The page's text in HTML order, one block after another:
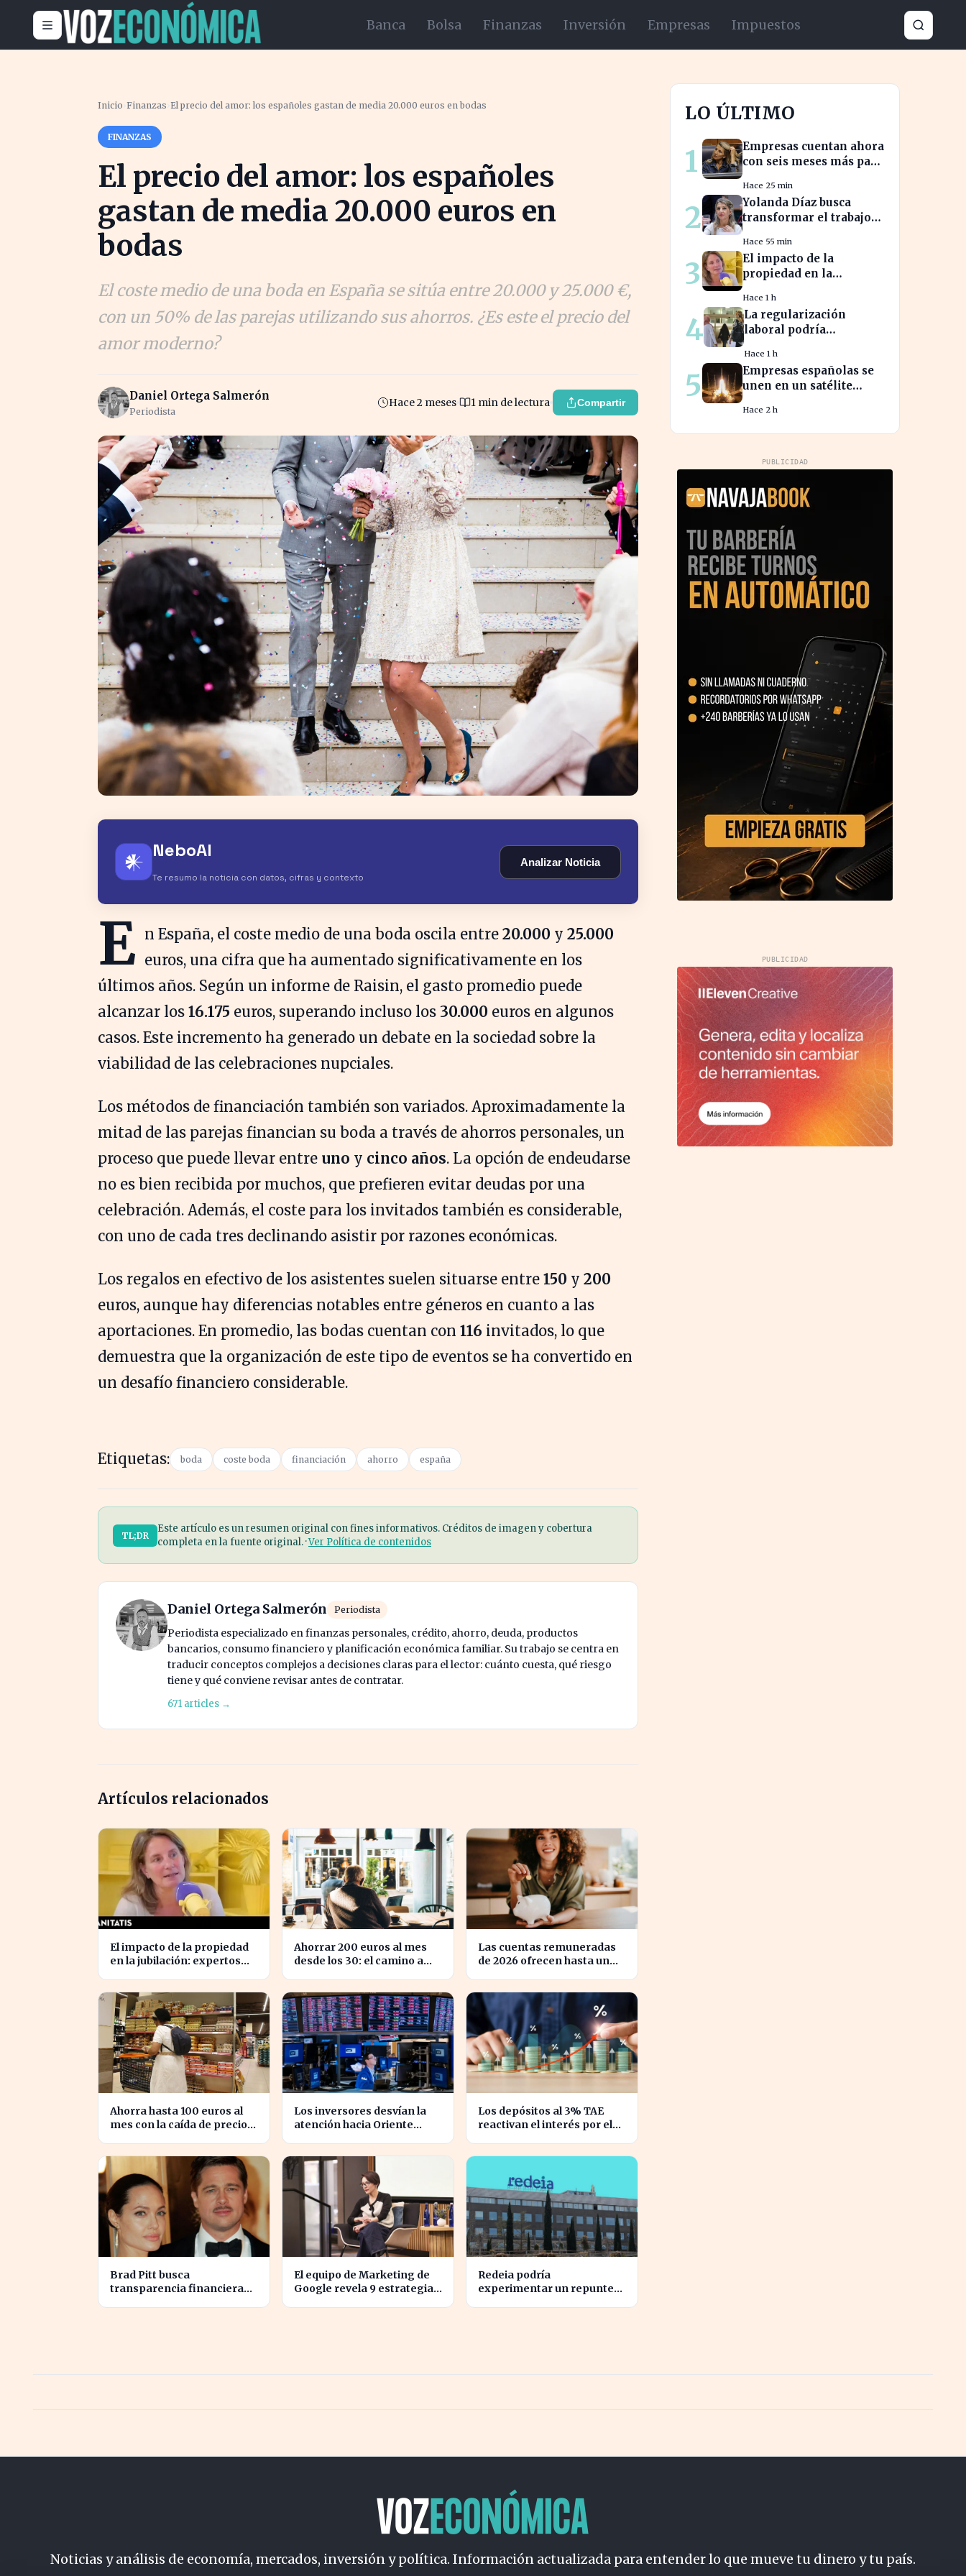
Banca Bolsa Finanzas Inversión Empresas Impuestos
Inicio ›Finanzas ›El precio del amor: los españoles gastan de media 20.000 euros en bodas
FINANZAS
El precio del amor: los españoles
gastan de media 20.000 euros en
bodas
El coste medio de una boda en España se sitúa entre 20.000 y 25.000 €,
con un 50% de las parejas utilizando sus ahorros. ¿Es este el precio del
amor moderno?
Daniel Ortega Salmerón
Periodista
Hace 2 meses 1 min de lectura Compartir
𒀭 NeboAI
Te resumo la noticia con datos, cifras y contexto
Analizar Noticia
E n España, el coste medio de una boda oscila entre 20.000 y 25.000
euros, una cifra que ha aumentado significativamente en los
últimos años. Según un informe de Raisin, el gasto promedio puede
alcanzar los 16.175 euros, superando incluso los 30.000 euros en algunos
casos. Este incremento ha generado un debate en la sociedad sobre la
viabilidad de las celebraciones nupciales.
Los métodos de financiación también son variados. Aproximadamente la
mitad de las parejas financian su boda a través de ahorros personales, un
proceso que puede llevar entre uno y cinco años. La opción de endeudarse
no es bien recibida por muchos, que prefieren evitar deudas por una
celebración. Además, el coste para los invitados también es considerable,
con uno de cada tres declinando asistir por razones económicas.
Los regalos en efectivo de los asistentes suelen situarse entre 150 y 200
euros, aunque hay diferencias notables entre géneros en cuanto a las
aportaciones. En promedio, las bodas cuentan con 116 invitados, lo que
demuestra que la organización de este tipo de eventos se ha convertido en
un desafío financiero considerable.
Etiquetas: boda coste boda financiación ahorro españa
TL;DR
Este artículo es un resumen original con fines informativos. Créditos de imagen y cobertura
completa en la fuente original. ·Ver Política de contenidos
Daniel Ortega Salmerón Periodista
Periodista especializado en finanzas personales, crédito, ahorro, deuda, productos
bancarios, consumo financiero y planificación económica familiar. Su trabajo se centra en
traducir conceptos complejos a decisiones claras para el lector: cuánto cuesta, qué riesgo
tiene y qué conviene revisar antes de contratar.
671 articles →
Artículos relacionados
El impacto de la propiedad
en la jubilación: expertos
Ahorrar 200 euros al mes
desde los 30: el camino a
Las cuentas remuneradas
de 2026 ofrecen hasta un
Ahorra hasta 100 euros al
mes con la caída de precios
Los inversores desvían la
atención hacia Oriente
Los depósitos al 3% TAE
reactivan el interés por el
Brad Pitt busca
transparencia financiera
El equipo de Marketing de
Google revela 9 estrategias
Redeia podría
experimentar un repunte
LO ÚLTIMO
1
Empresas cuentan ahora
con seis meses más para
salarial sin
restricciones de
confidencialidad
Hace 25 min
2
Yolanda Díaz busca
transformar el trabajo
de derechos laborales
Hace 55 min
3
El impacto de la
propiedad en la
advierten sobre su
relevancia tras los 40
Hace 1 h
4
La regularización
laboral podría
trabajadores en España
este año.
Hace 1 h
5
Empresas españolas se
unen en un satélite
monitorear tormentas
europeas
Hace 2 h
PUBLICIDAD
PUBLICIDAD
Noticias y análisis de economía, mercados, inversión y política. Información actualizada para entender lo que mueve tu dinero y tu país.